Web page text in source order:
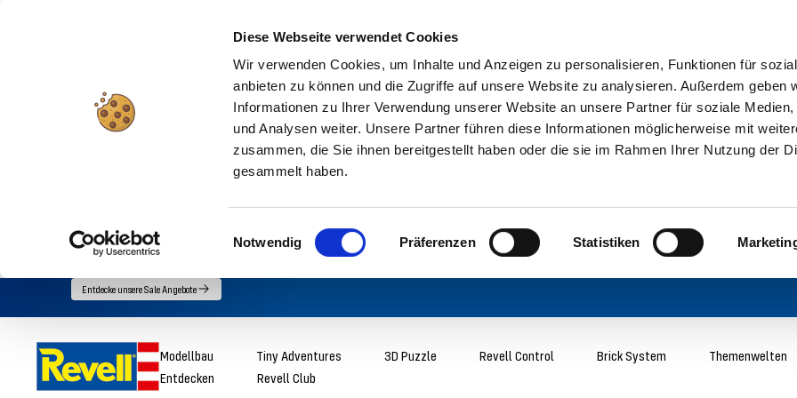
Diese Webseite verwendet Cookies
Wir verwenden Cookies, um Inhalte und Anzeigen zu personalisieren, Funktionen für
anbieten zu können und die Zugriffe auf unsere Website zu analysieren. Außerdem geben
Informationen zu Ihrer Verwendung unserer Website an unsere Partner für soziale Medien,
und Analysen weiter. Unsere Partner führen diese Informationen möglicherweise mit
zusammen, die Sie ihnen bereitgestellt haben oder die sie im Rahmen Ihrer Nutzung der
gesammelt haben.
Einwilligungsauswahl
Notwendig Präferenzen Statistiken
zum
Entdecke unsere Sale Angebote
Modellbau Tiny Adventures 3D Puzzle Revell Control Brick System
Themenwelten
Entdecken
Revell Club
Revell